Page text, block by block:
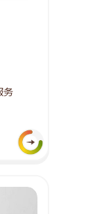
务